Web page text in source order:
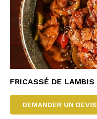
FRICASSÉ DE LAMBIS
DEMANDER UN DEVIS